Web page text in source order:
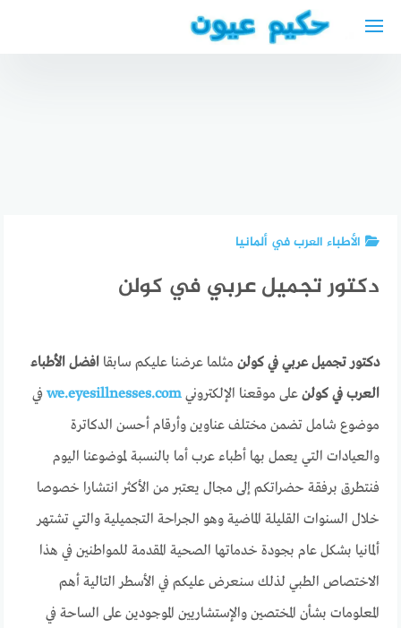
الأطباء العرب في ألمانيا
دكتور تجميل عربي في كولن
دكتور تجميل عربي في كولن مثلما عرضنا عليكم سابقاافضل الأطباء
العرب في كولن على موقعنا الإلكترونيwe.eyesillnesses.com في
موضوع شامل تضمن مختلف عناوين وأرقام أحسن الدكاترة
والعيادات التي يعمل بها أطباء عرب أما بالنسبة لموضوعنا اليوم
فنتطرق برفقة حضراتكم إلى مجال يعتبر من الأكثر انتشارا خصوصا
خلال السنوات القليلة الماضية وهو الجراحة التجميلية والتي تشتهر
ألمانيا بشكل عام بجودة خدماتها الصحية المقدمة للمواطنين في هذا
الاختصاص الطبي لذلك سنعرض عليكم في الأسطر التالية أهم
المعلومات بشأن المختصين والإستشاريين الموجودين على الساحة في